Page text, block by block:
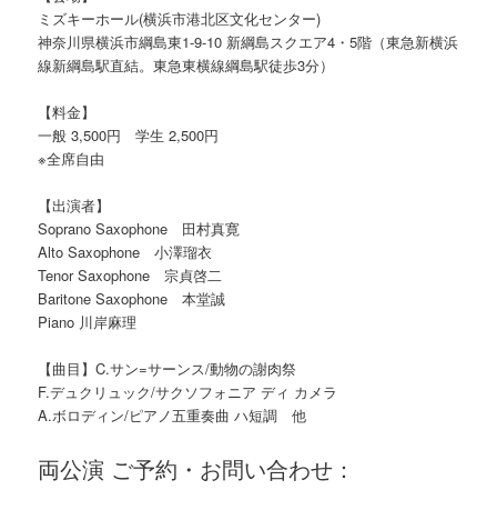
ミズキーホール(横浜市港北区文化センター)
神奈川県横浜市綱島東1-9-10 新綱島スクエア4・5階（東急新横浜
線新綱島駅直結。東急東横線綱島駅徒歩3分）
【料金】
一般 3,500円 学生 2,500円
※全席自由
【出演者】
Soprano Saxophone 田村真寛
Alto Saxophone 小澤瑠衣
Tenor Saxophone 宗貞啓二
Baritone Saxophone 本堂誠
Piano 川岸麻理
【曲目】C.サン=サーンス/動物の謝肉祭
F.デュクリュック/サクソフォニア ディ カメラ
A.ボロディン/ピアノ五重奏曲 ハ短調 他
両公演 ご予約・お問い合わせ：​